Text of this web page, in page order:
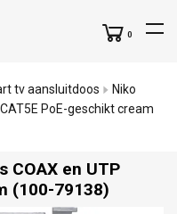
0
tv aansluitdoos
Niko
PoE-geschikt cream
COAX en UTP
(100-79138)